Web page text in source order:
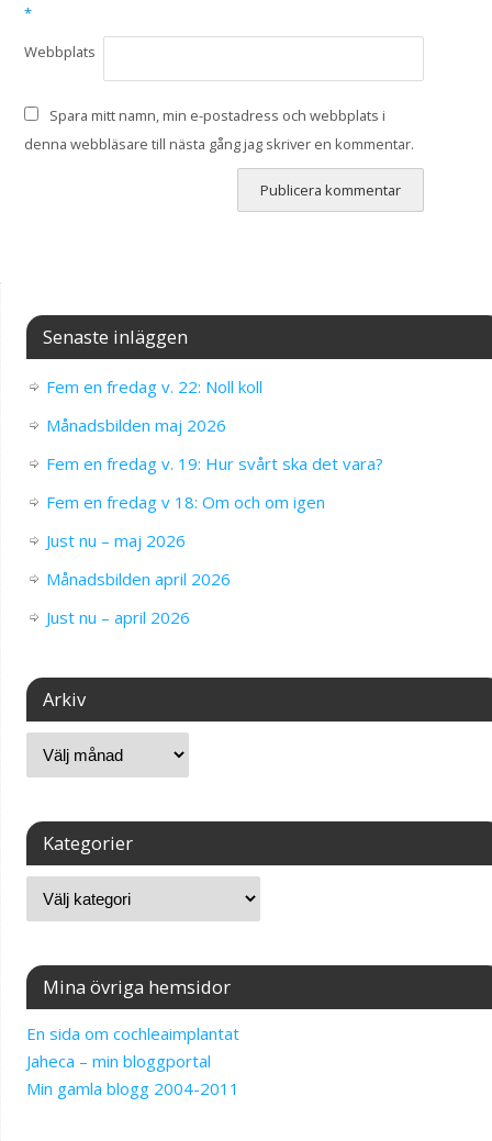
*
Webbplats
Spara mitt namn, min e-postadress och webbplats i
denna webbläsare till nästa gång jag skriver en kommentar.
Senaste inläggen
Fem en fredag v. 22: Noll koll
Månadsbilden maj 2026
Fem en fredag v. 19: Hur svårt ska det vara?
Fem en fredag v 18: Om och om igen
Just nu – maj 2026
Månadsbilden april 2026
Just nu – april 2026
Arkiv
Kategorier
Mina övriga hemsidor
En sida om cochleaimplantat
Jaheca – min bloggportal
Min gamla blogg 2004-2011